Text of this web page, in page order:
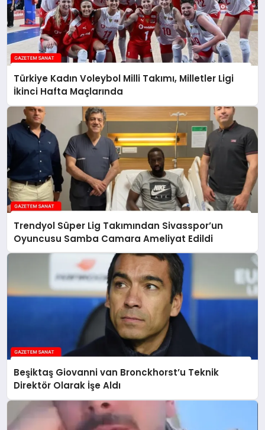
Türkiye Kadın Voleybol Milli Takımı, Milletler Ligi
İkinci Hafta Maçlarında
Trendyol Süper Lig Takımından Sivasspor’un
Oyuncusu Samba Camara Ameliyat Edildi
Beşiktaş Giovanni van Bronckhorst’u Teknik
Direktör Olarak İşe Aldı